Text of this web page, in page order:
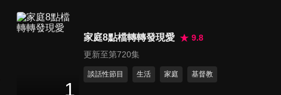
53分鐘
1
家庭8點檔轉轉發現愛
9.8
更新至第720集
談話性節目 生活 家庭 基督教